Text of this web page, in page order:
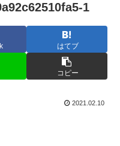
1
はてブ
コピー
2021.02.10